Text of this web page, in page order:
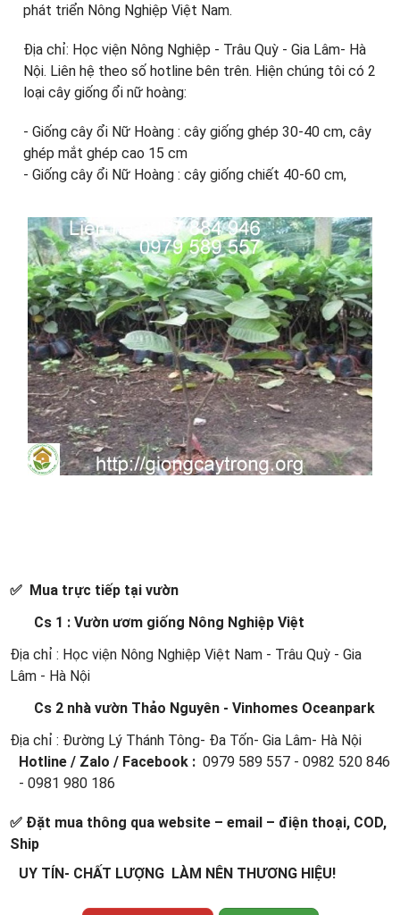
phát triển Nông Nghiệp Việt Nam.
Địa chỉ: Học viện Nông Nghiệp - Trâu Quỳ - Gia Lâm- Hà
Nội. Liên hệ theo số hotline bên trên. Hiện chúng tôi có 2
loại cây giống ổi nữ hoàng:
- Giống cây ổi Nữ Hoàng : cây giống ghép 30-40 cm, cây
ghép mắt ghép cao 15 cm
- Giống cây ổi Nữ Hoàng : cây giống chiết 40-60 cm,
✅ Mua trực tiếp tại vườn
Cs 1 : Vườn ươm giống Nông Nghiệp Việt
Địa chỉ : Học viện Nông Nghiệp Việt Nam - Trâu Quỳ - Gia
Lâm - Hà Nội
Cs 2 nhà vườn Thảo Nguyên - Vinhomes Oceanpark
Địa chỉ : Đường Lý Thánh Tông- Đa Tốn- Gia Lâm- Hà Nội
Hotline / Zalo / Facebook : 0979 589 557 - 0982 520 846
- 0981 980 186
✅ Đặt mua thông qua website – email – điện thoại, COD,
Ship
UY TÍN- CHẤT LƯỢNG LÀM NÊN THƯƠNG HIỆU!